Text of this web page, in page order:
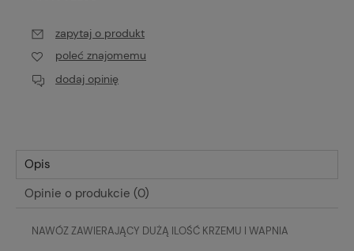
zapytaj o produkt
poleć znajomemu
dodaj opinię
Opis
Opinie o produkcie (0)
NAWÓZ ZAWIERAJĄCY DUŻĄ ILOŚĆ KRZEMU I WAPNIA